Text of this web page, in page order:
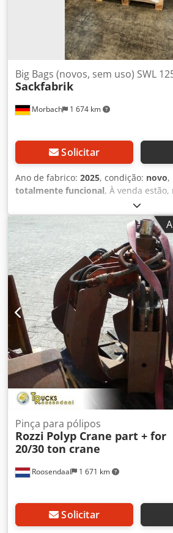
Morbach 1 674 km
Big Bags (novos, sem uso) SWL
Sackfabrik
Solicitar
Ano de fabrico: 2025, condição: novo,
totalmente funcional, À venda
bags não usados. Cada palete contém
Entrega em palete possível, com
custos de transporte. Qualidade e
estáveis em formato, não revestidos,
trabalho) 1250 kg, SF 6:1, 200 g/m²,
fechado, 4 alças de elevação de 25
estável contra UV em palete EWP
CxLxA) Crsdpfx Asxr Dm Aognsf
101x101x200 cm (dimensão exterior)
individuais, apenas por palete! O
preço por palete (150 unidades).
Roosendaal 1 671 km
Pinça para pólipos
Rozzi Polyp Crane part + for
20/30 ton crane
Solicitar